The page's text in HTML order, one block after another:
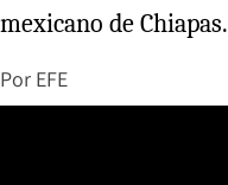
mexicano de Chiapas.
Por EFE